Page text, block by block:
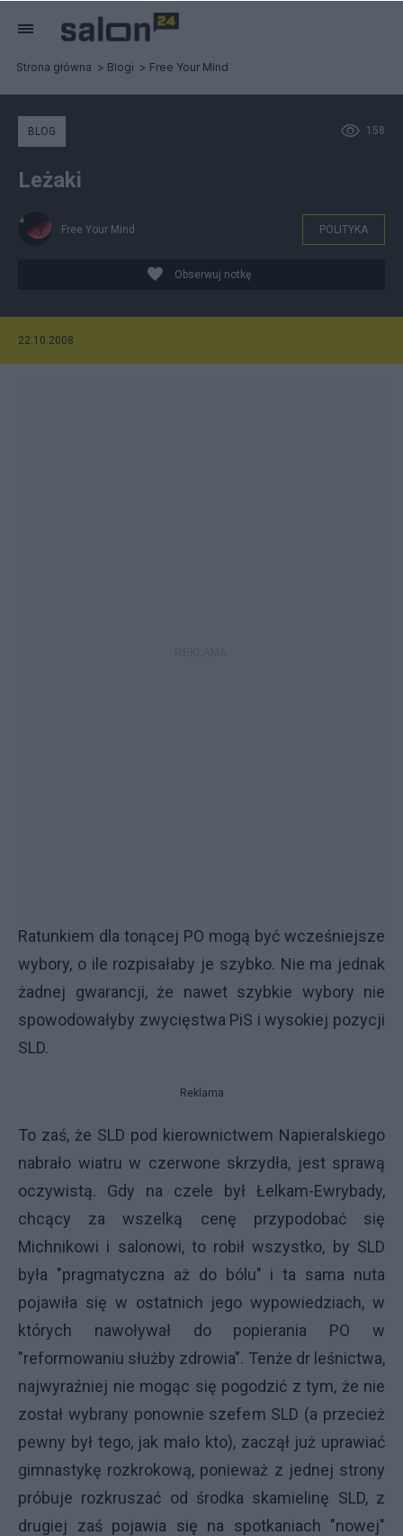
Strona główna Blogi Free Your Mind
158
BLOG
Leżaki
Free Your Mind POLITYKA
Obserwuj notkę
22.10.2008
Ratunkiem dla tonącej PO mogą być wcześniejsze
wybory, o ile rozpisałaby je szybko. Nie ma jednak
żadnej gwarancji, że nawet szybkie wybory nie
spowodowałyby zwycięstwa PiS i wysokiej pozycji
SLD.
Reklama
To zaś, że SLD pod kierownictwem Napieralskiego
nabrało wiatru w czerwone skrzydła, jest sprawą
oczywistą. Gdy na czele był Łelkam-Ewrybady,
chcący za wszelką cenę przypodobać się
Michnikowi i salonowi, to robił wszystko, by SLD
była "pragmatyczna aż do bólu" i ta sama nuta
pojawiła się w ostatnich jego wypowiedziach, w
których nawoływał do popierania PO w
"reformowaniu służby zdrowia". Tenże dr leśnictwa,
najwyraźniej nie mogąc się pogodzić z tym, że nie
został wybrany ponownie szefem SLD (a przecież
pewny był tego, jak mało kto), zaczął już uprawiać
gimnastykę rozkrokową, ponieważ z jednej strony
próbuje rozkruszać od środka skamielinę SLD, z
drugiej zaś pojawia się na spotkaniach "nowej"